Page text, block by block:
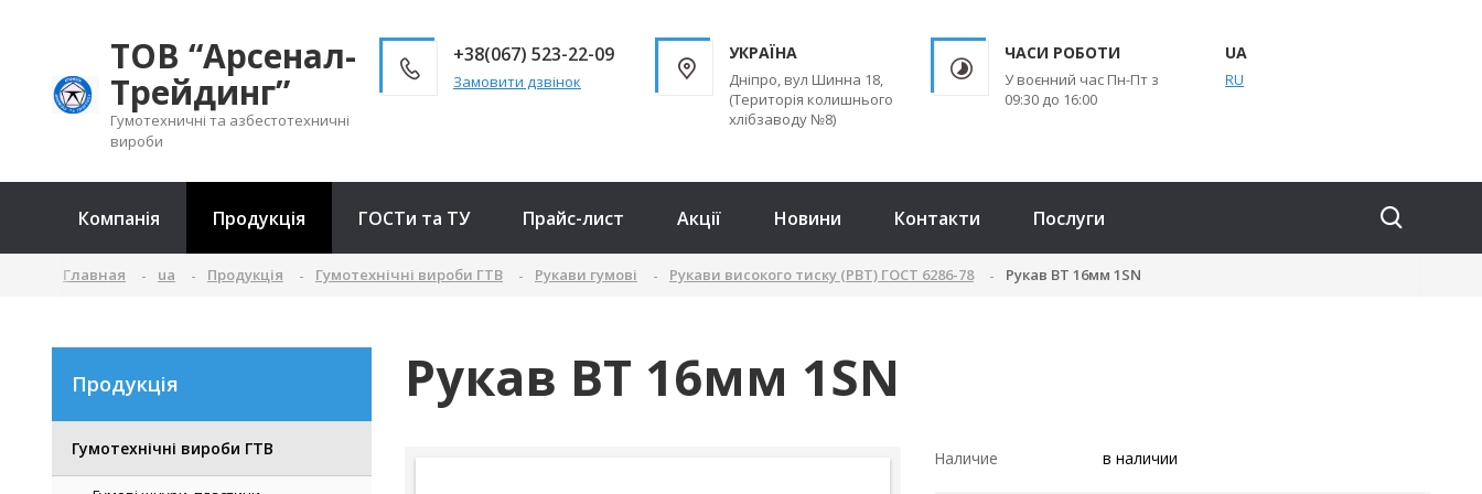
ТОВ “Арсенал-
Трейдинг”
Гумотехничні та азбестотехничні
вироби
+38(067) 523-22-09
Замовити дзвінок
УКРАЇНА
Дніпро, вул Шинна 18,
(Територія колишнього
хлібзаводу №8)
ЧАСИ РОБОТИ
У воєнний час Пн-Пт з
09:30 до 16:00
UA
RU
Компанія Продукція ГОСТи та ТУ Прайс-лист Акції Новини Контакти Послуги
Главная ua Продукція Гумотехнічні вироби ГТВ Рукави гумові Рукави високого тиску (РВТ) ГОСТ 6286-78 Рукав ВТ 16мм 1SN
Продукція
Гумотехнічні вироби ГТВ
Рукав ВТ 16мм 1SN
Наличие в наличии